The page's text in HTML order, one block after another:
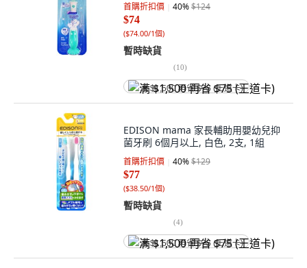
首購折扣價 40%$124
$74
($74.00/1個)
暫時缺貨
(10)
满 $1,500 再省 $75 (王道卡)
EDISON mama 家長輔助用嬰幼兒抑
菌牙刷 6個月以上, 白色, 2支, 1組
首購折扣價 40%$129
$77
($38.50/1個)
暫時缺貨
(4)
满 $1,500 再省 $75 (王道卡)